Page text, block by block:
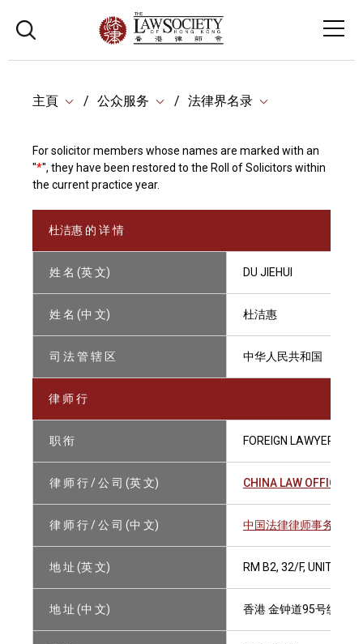
主頁 公众服务 法律界名录
For solicitor members whose names are marked with an
"*", they have been restored to the Roll of Solicitors within
the current practice year.
杜洁惠 的 详 情
姓 名 (英 文) DU JIEHUI
姓 名 (中 文) 杜洁惠
司 法 管 辖 区 中华人民共和国
律 师 行
职 衔 FOREIGN LAWYER
律 师 行 / 公 司 (英 文) CHINA LAW OFFICE
律 师 行 / 公 司 (中 文) 中国法律律师事务所
地 址 (英 文) RM B2, 32/F, UNITED
地 址 (中 文) 香港 金钟道95号统一